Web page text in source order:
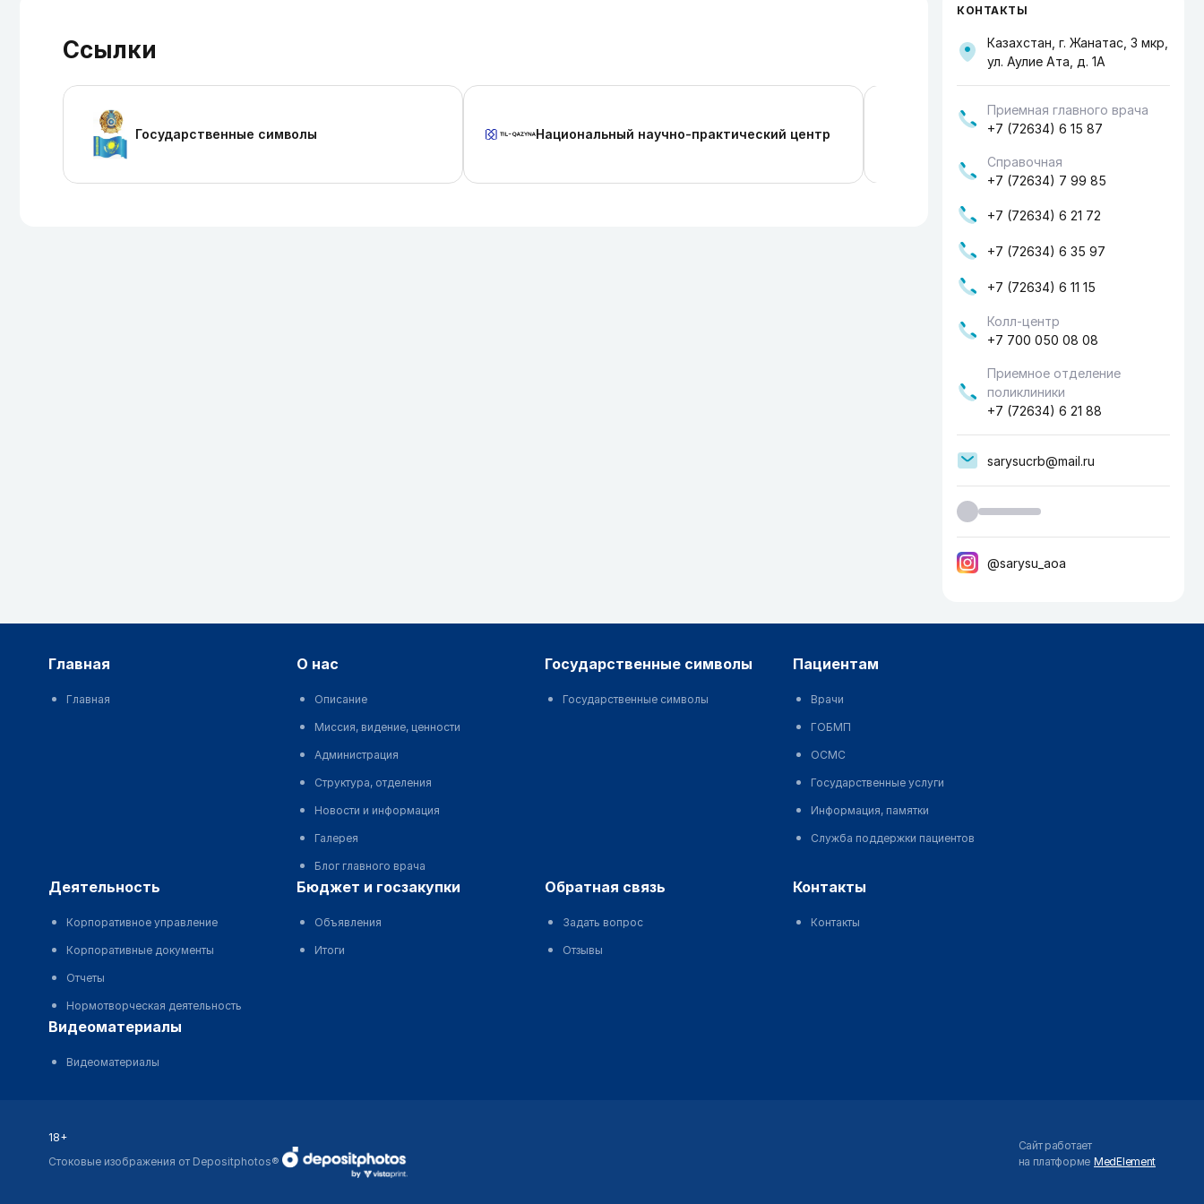
Ссылки
Государственные символы Национальный научно-практический центр
Министерство здравоохранения
КОНТАКТЫ
Казахстан, г. Жанатас, 3 мкр,
ул. Аулие Ата, д. 1А
Приемная главного врача
+7 (72634) 6 15 87
Справочная
+7 (72634) 7 99 85
+7 (72634) 6 21 72
+7 (72634) 6 35 97
+7 (72634) 6 11 15
Колл-центр
+7 700 050 08 08
Приемное отделение
поликлиники
+7 (72634) 6 21 88
sarysucrb@mail.ru
@sarysu_aoa
главная
Главная
о нас
Описание
Миссия, видение, ценности
Администрация
Структура, отделения
Новости и информация
Галерея
Блог главного врача
государственные символы
Государственные символы
пациентам
Врачи
ГОБМП
ОСМС
Государственные услуги
Информация, памятки
Служба поддержки пациентов
деятельность
Корпоративное управление
Корпоративные документы
Отчеты
Нормотворческая деятельность
бюджет и госзакупки
Объявления
Итоги
обратная связь
Задать вопрос
Отзывы
контакты
Контакты
видеоматериалы
Видеоматериалы
18+
Стоковые изображения от Depositphotos®
Сайт работает
на платформе MedElement